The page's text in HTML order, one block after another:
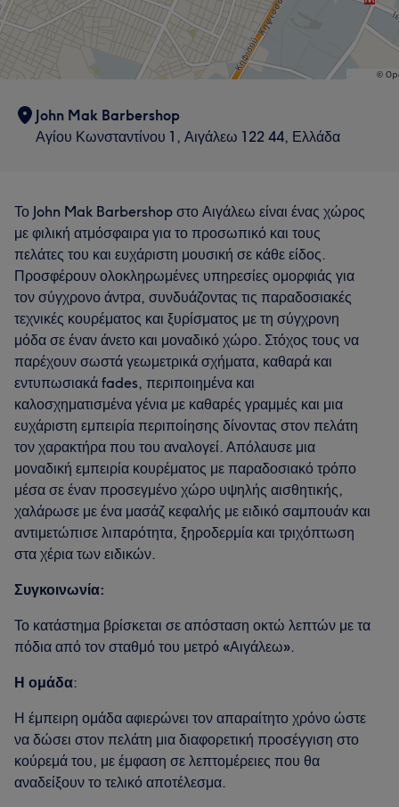
John Mak Barbershop
Αγίου Κωνσταντίνου 1, Αιγάλεω 122 44, Ελλάδα
Το John Mak Barbershop στο Αιγάλεω είναι ένας χώρος
με φιλική ατμόσφαιρα για το προσωπικό και τους
πελάτες του και ευχάριστη μουσική σε κάθε είδος.
Προσφέρουν ολοκληρωμένες υπηρεσίες ομορφιάς για
τον σύγχρονο άντρα, συνδυάζοντας τις παραδοσιακές
τεχνικές κουρέματος και ξυρίσματος με τη σύγχρονη
μόδα σε έναν άνετο και μοναδικό χώρο. Στόχος τους να
παρέχουν σωστά γεωμετρικά σχήματα, καθαρά και
εντυπωσιακά fades, περιποιημένα και
καλοσχηματισμένα γένια με καθαρές γραμμές και μια
ευχάριστη εμπειρία περιποίησης δίνοντας στον πελάτη
τον χαρακτήρα που του αναλογεί. Απόλαυσε μια
μοναδική εμπειρία κουρέματος με παραδοσιακό τρόπο
μέσα σε έναν προσεγμένο χώρο υψηλής αισθητικής,
χαλάρωσε με ένα μασάζ κεφαλής με ειδικό σαμπουάν και
αντιμετώπισε λιπαρότητα, ξηροδερμία και τριχόπτωση
στα χέρια των ειδικών.
Συγκοινωνία:
Το κατάστημα βρίσκεται σε απόσταση οκτώ λεπτών με τα
πόδια από τον σταθμό του μετρό «Αιγάλεω».
Η ομάδα:
Η έμπειρη ομάδα αφιερώνει τον απαραίτητο χρόνο ώστε
να δώσει στον πελάτη μια διαφορετική προσέγγιση στο
κούρεμά του, με έμφαση σε λεπτομέρειες που θα
αναδείξουν το τελικό αποτέλεσμα.